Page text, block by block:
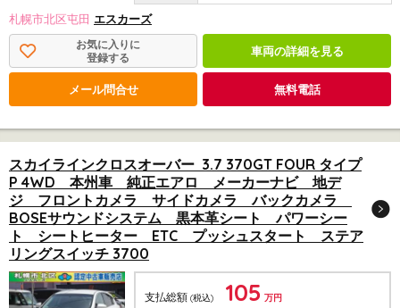
札幌市北区屯田 エスカーズ
お気に入りに
登録する
車両の詳細を見る
メール問合せ 無料電話
スカイラインクロスオーバー 3.7 370GT FOUR タイプ
P 4WD 本州車 純正エアロ メーカーナビ 地デ
ジ フロントカメラ サイドカメラ バックカメラ
BOSEサウンドシステム 黒本革シート パワーシー
ト シートヒーター ETC プッシュスタート ステア
リングスイッチ 3700
支払総額 (税込) 105 万円